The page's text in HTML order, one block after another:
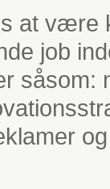
at være
job
såsom: